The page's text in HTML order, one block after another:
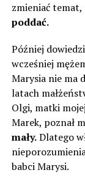
zmieniać temat,
poddać.
Później
wcześniej
Marysia nie ma
latach
Olgi, matki
Marek, poznał
mały.Dlatego
babci Marysi.